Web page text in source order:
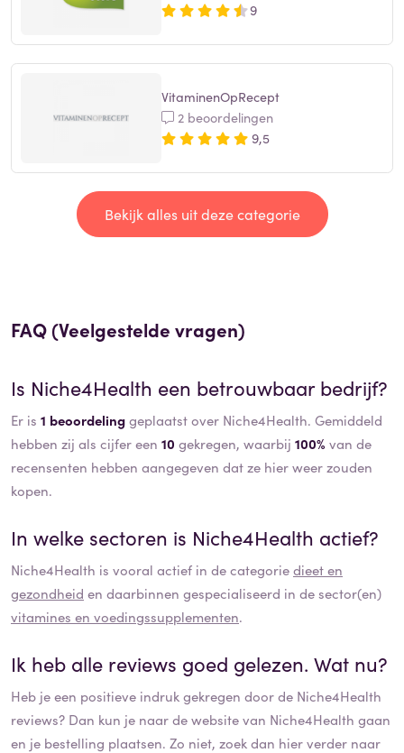
9
VitaminenOpRecept
2 beoordelingen
9,5
Bekijk alles uit deze categorie
FAQ (Veelgestelde vragen)
Is Niche4Health een betrouwbaar bedrijf?
Er is 1 beoordelinggeplaatst over Niche4Health. Gemiddeld
hebben zij als cijfer een 10 gekregen, waarbij 100% van de
recensenten hebben aangegeven dat ze hier weer zouden
kopen.
In welke sectoren is Niche4Health actief?
Niche4Health is vooral actief in de categoriedieet en
gezondheid en daarbinnen gespecialiseerd in de sector(en)
vitamines en voedingssupplementen.
Ik heb alle reviews goed gelezen. Wat nu?
Heb je een positieve indruk gekregen door de Niche4Health
reviews? Dan kun je naar de website van Niche4Health gaan
en je bestelling plaatsen. Zo niet, zoek dan hier verder naar